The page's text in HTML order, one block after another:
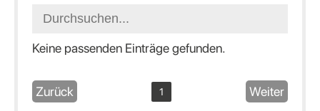
Keine passenden Einträge gefunden.
Zurück 1 Weiter